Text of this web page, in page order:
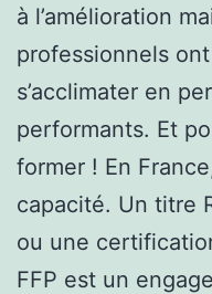
à l’amélioration
professionnels
s’acclimater en
performants. Et
former ! En
capacité. Un titre
ou une
FFP est un